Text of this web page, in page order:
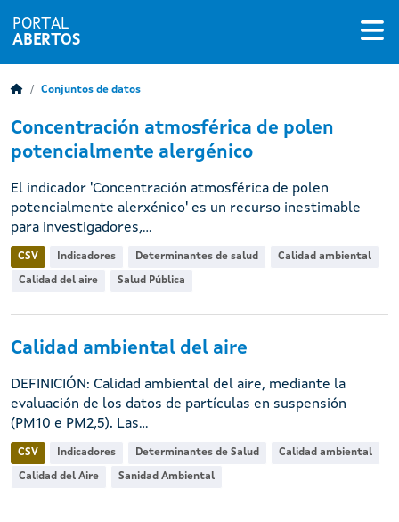
PORTAL
ABERTOS
Conjuntos de datos
Concentración atmosférica de polen
potencialmente alergénico
El indicador 'Concentración atmosférica de polen
potencialmente alerxénico' es un recurso inestimable
para investigadores,...
CSV Indicadores Determinantes de salud Calidad ambiental
Calidad del aire Salud Pública
Calidad ambiental del aire
DEFINICIÓN: Calidad ambiental del aire, mediante la
evaluación de los datos de partículas en suspensión
(PM10 e PM2,5). Las...
CSV Indicadores Determinantes de Salud Calidad ambiental
Calidad del Aire Sanidad Ambiental